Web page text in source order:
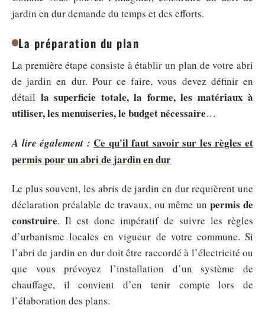
jardin en dur demande du temps et des efforts.
La préparation du plan
La première étape consiste à établir un plan de votre abri
de jardin en dur. Pour ce faire, vous devez définir en
détail la superficie totale, la forme, les matériaux à
utiliser, les menuiseries, le budget nécessaire…
A lire également : Ce qu'il faut savoir sur les règles et
permis pour un abri de jardin en dur
Le plus souvent, les abris de jardin en dur requièrent une
déclaration préalable de travaux, ou même un permis de
construire. Il est donc impératif de suivre les règles
d’urbanisme locales en vigueur de votre commune. Si
l’abri de jardin en dur doit être raccordé à l’électricité ou
que vous prévoyez l’installation d’un système de
chauffage, il convient d’en tenir compte lors de
l’élaboration des plans.